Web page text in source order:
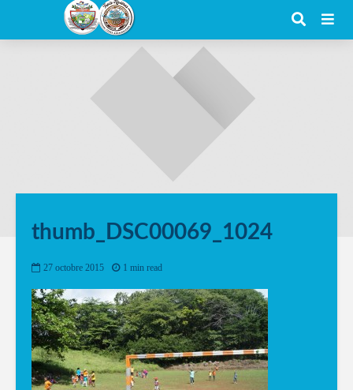
thumb_DSC00069_1024
27 octobre 2015 1 min read